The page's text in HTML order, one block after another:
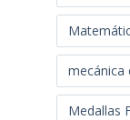
mecánica
Medallas